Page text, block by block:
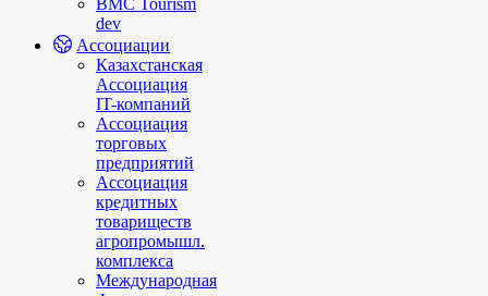
dev
Ассоциации
Казахстанская
Ассоциация
IT-компаний
Ассоциация
торговых
предприятий
Ассоциация
кредитных
товариществ
агропромышл.
комплекса
Международная